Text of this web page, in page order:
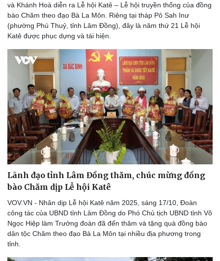
và Khánh Hoà diễn ra Lễ hội Katê – Lễ hội truyền thống của đồng
bào Chăm theo đạo Bà La Môn. Riêng tại tháp Pô Sah Inư
(phường Phú Thuỷ, tỉnh Lâm Đồng), đây là năm thứ 21 Lễ hội
Katê được phục dựng và tái hiện.
Lãnh đạo tỉnh Lâm Đồng thăm, chúc mừng đồng
bào Chăm dịp Lễ hội Katê
VOV.VN - Nhân dịp Lễ hội Katê năm 2025, sáng 17/10, Đoàn
công tác của UBND tỉnh Lâm Đồng do Phó Chủ tịch UBND tỉnh Võ
Ngọc Hiệp làm Trưởng đoàn đã đến thăm và tặng quà đồng bào
dân tộc Chăm theo đạo Bà La Môn tại nhiều địa phương trong
tỉnh.